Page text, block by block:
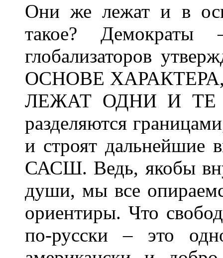
Они же лежат и в
такое?
глобализаторов
ОСНОВЕ
ЛЕЖАТ ОДНИ И ТЕ
разделяются
и строят
САСШ. Ведь, якобы
души, мы все
ориентиры. Что
по-русски – это